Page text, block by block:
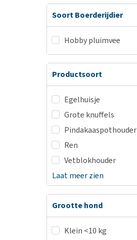
Soort Boerderijdier
Hobby pluimvee
Productsoort
Egelhuisje
Grote knuffels
Pindakaaspothouder
Ren
Vetblokhouder
Laat meer zien
Grootte hond
Klein <10 kg